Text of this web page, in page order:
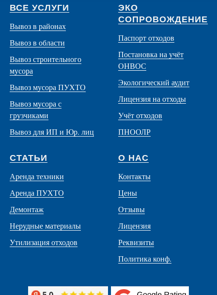
ВСЕ УСЛУГИ
Вывоз в районах
Вывоз в области
Вывоз строительного
мусора
Вывоз мусора ПУХТО
Вывоз мусора с
грузчиками
Вывоз для ИП и Юр. лиц
ЭКО
СОПРОВОЖДЕНИЕ
Паспорт отходов
Постановка на учёт
ОНВОС
Экологический аудит
Лицензия на отходы
Учёт отходов
ПНООЛР
СТАТЬИ
Аренда техники
Аренда ПУХТО
Демонтаж
Нерудные материалы
Утилизация отходов
О НАС
Контакты
Цены
Отзывы
Лицензия
Реквизиты
Политика конф.